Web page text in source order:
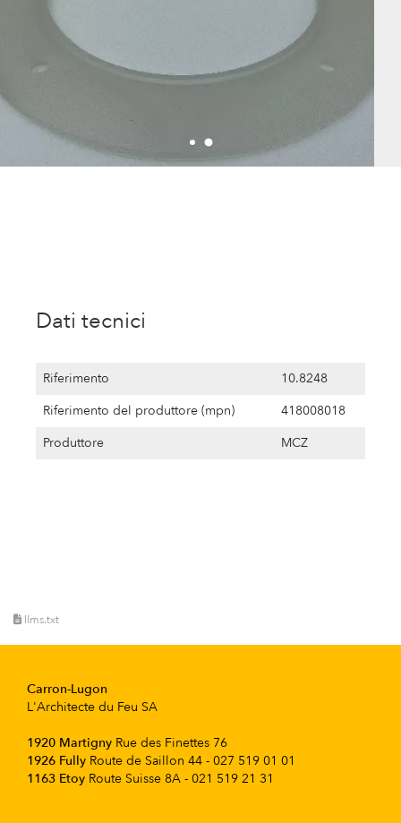
Dati tecnici
Riferimento
10.8248
Riferimento del produttore (mpn)
418008018
Produttore
MCZ
llms.txt
Carron-Lugon
L'Architecte du Feu SA
1920 Martigny Rue des Finettes 76
1926 Fully Route de Saillon 44 - 027 519 01 01
1163 Etoy Route Suisse 8A - 021 519 21 31